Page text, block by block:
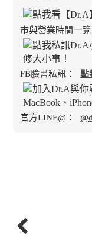
市與營業時間一覽
FB臉書私訊： 點
官方LINE@：